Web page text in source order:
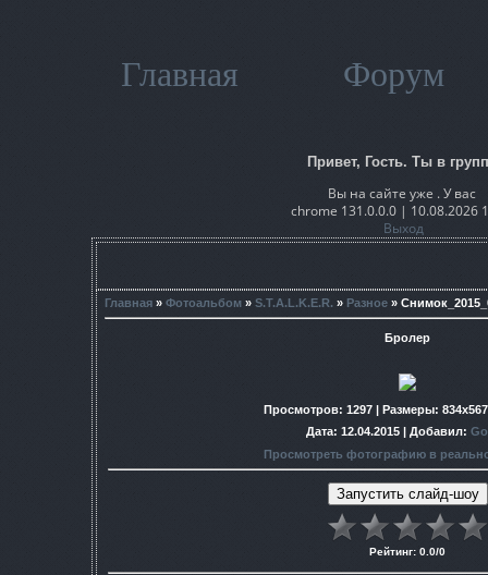
Главная Форум
Привет, Гость. Ты в
Вы на сайте уже . У вас
chrome 131.0.0.0 | 10.08.2026
Выход
Главная » Фотоальбом » S.T.A.L.K.E.R. » Разное »
Бролер
Просмотров: 1297 | Размеры:
Дата: 12.04.2015 | Добавил:
Просмотреть фотографию в
Рейтинг: 0.0/0